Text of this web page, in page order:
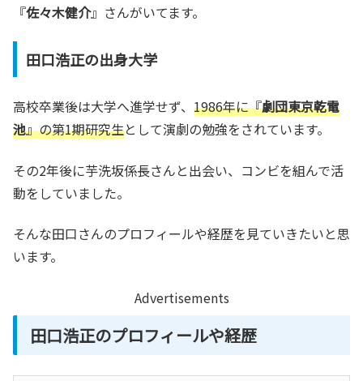
『佐々木健介』さんがいてます。
田口浩正の出身大学
高校卒業後は大学へ進学せず、 1986年に『劇団東京乾電
池』の第1期研究生として演劇の勉強をされています。
その2年後に芋洗坂係長さんと出会い、コンビを組んで活
動をしていました。
そんな田口さんのプロフィールや経歴を見ていきたいと思
います。
Advertisements
田口浩正のプロフィールや経歴